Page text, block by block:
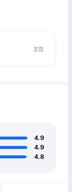
포함
4.9
4.9
4.8